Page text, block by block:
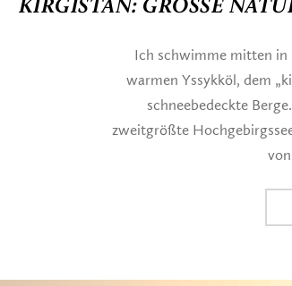
KIRGISTAN: GROSSE
Ich schwimme mitten in
warmen Yssykköl, dem
schneebedeckte
zweitgrößte